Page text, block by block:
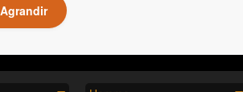
Agrandir